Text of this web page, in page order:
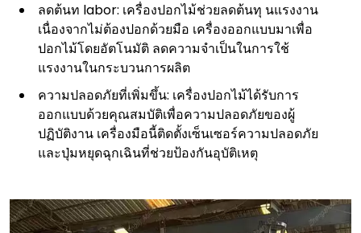
ลดต้นท labor: เครื่องปอกไม้ช่วยลดต้นทุ นแรงงาน
เนื่องจากไม่ต้องปอกด้วยมือ เครื่องออกแบบมาเพื่อ
ปอกไม้โดยอัตโนมัติ ลดความจำเป็นในการใช้
แรงงานในกระบวนการผลิต
ความปลอดภัยที่เพิ่มขึ้น: เครื่องปอกไม้ได้รับการ
ออกแบบด้วยคุณสมบัติเพื่อความปลอดภัยของผู้
ปฏิบัติงาน เครื่องมือนี้ติดตั้งเซ็นเซอร์ความปลอดภัย
และปุ่มหยุดฉุกเฉินที่ช่วยป้องกันอุบัติเหตุ